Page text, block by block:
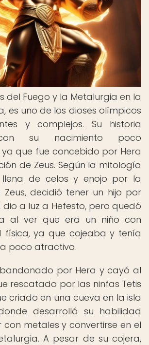
del Fuego y la Metalurgia en la
es uno de los dioses olímpicos
y complejos. Su historia
su nacimiento poco
que fue concebido por Hera
de Zeus. Según la mitología
llena de celos y enojo por la
decidió tener un hijo por
dio a luz a Hefesto, pero quedó
al ver que era un niño con
física, ya que cojeaba y tenía
poco atractiva.
por Hera y cayó al
rescatado por las ninfas Tetis
criado en una cueva en la isla
desarrolló su habilidad
metales y convertirse en el
A pesar de su cojera,